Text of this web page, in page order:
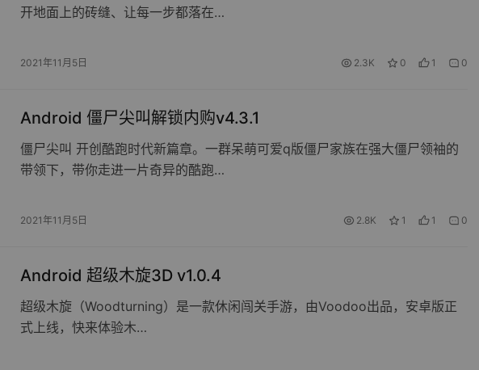
开地面上的砖缝、让每一步都落在…
2021年11月5日 2.3K 0 1 0
Android 僵尸尖叫解锁内购v4.3.1
僵尸尖叫 开创酷跑时代新篇章。一群呆萌可爱q版僵尸家族在强大僵尸领袖的
带领下，带你走进一片奇异的酷跑…
2021年11月5日 2.8K 1 1 0
Android 超级木旋3D v1.0.4
超级木旋（Woodturning）是一款休闲闯关手游，由Voodoo出品，安卓版正
式上线，快来体验木…